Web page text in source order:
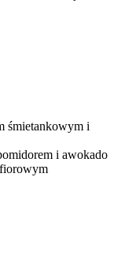
śmietankowym i
i awokado